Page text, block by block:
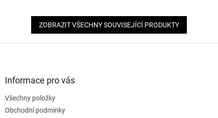
ZOBRAZIT VŠECHNY SOUVISEJÍCÍ PRODUKTY
Informace pro vás
Všechny položky
Obchodní podmínky